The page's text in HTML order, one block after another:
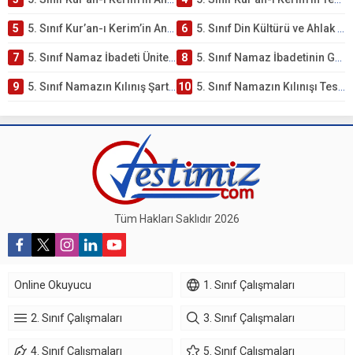
5 5. Sınıf Kur’an-ı Kerim’in Anlamı ve Önemi Testi – Online Çöz 6 5. Sınıf Din Kültürü ve Ahlak Bilgisi 2. Ünite: Namaz İbadeti Çalışmaları
7 5. Sınıf Namaz İbadeti Ünite Testi – Online Çöz 8 5. Sınıf Namaz İbadetinin Getirdiği Faydalar Testi
9 5. Sınıf Namazın Kılınış Şartları Testi 10 5. Sınıf Namazın Kılınışı Testi – Online Çöz
Tüm Hakları Saklıdır 2026
Online Okuyucu 1. Sınıf Çalışmaları
2. Sınıf Çalışmaları 3. Sınıf Çalışmaları
4. Sınıf Çalışmaları 5. Sınıf Çalışmaları